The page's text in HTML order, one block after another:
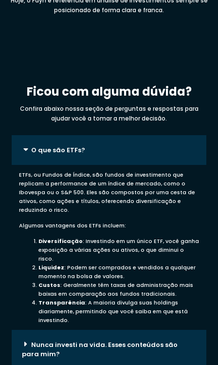
posicionado de forma clara e franca.
Ficou com alguma dúvida?
Confira abaixo nossa seção de perguntas e respostas para
ajudar você a tomar a melhor decisão.
O que são ETFs?
ETFs, ou Fundos de Índice, são fundos de investimento que
replicam a performance de um índice de mercado, como o
Ibovespa ou o S&P 500. Eles são compostos por uma cesta de
ativos, como ações e títulos, oferecendo diversificação e
reduzindo o risco.
Algumas vantagens dos ETFs incluem:
Diversificação: Investindo em um único ETF, você ganha
exposição a várias ações ou ativos, o que diminui o
risco.
Liquidez: Podem ser comprados e vendidos a qualquer
momento na bolsa de valores.
Custos: Geralmente têm taxas de administração mais
baixas em comparação aos fundos tradicionais.
Transparência: A maioria divulga suas holdings
diariamente, permitindo que você saiba em que está
investindo.
Nunca investi na vida. Esses conteúdos são
para mim?